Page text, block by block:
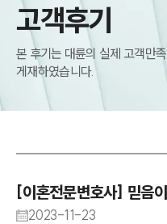
고객후기
본 후기는 대륜의 실제 고객만
게재하였습니다.
[이혼전문변호사] 믿음
2023-11-23